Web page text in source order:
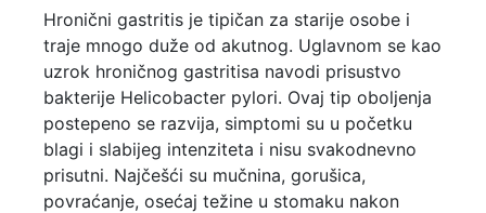
Hronični gastritis je tipičan za starije osobe i
traje mnogo duže od akutnog. Uglavnom se kao
uzrok hroničnog gastritisa navodi prisustvo
bakterije Helicobacter pylori. Ovaj tip oboljenja
postepeno se razvija, simptomi su u početku
blagi i slabijeg intenziteta i nisu svakodnevno
prisutni. Najčešći su mučnina, gorušica,
povraćanje, osećaj težine u stomaku nakon